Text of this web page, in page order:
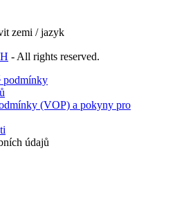
zemi / jazyk
- All rights reserved.
podmínky
(VOP) a pokyny pro
údajů